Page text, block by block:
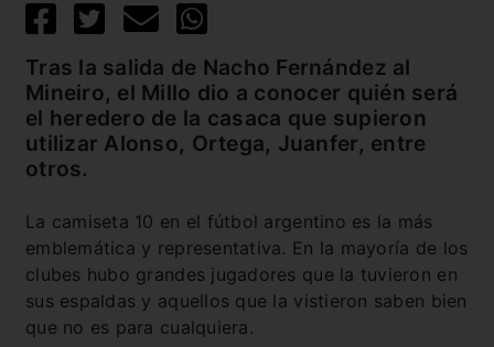
Tras la salida de Nacho Fernández al
Mineiro, el Millo dio a conocer quién será
el heredero de la casaca que supieron
utilizar Alonso, Ortega, Juanfer, entre
otros.
La camiseta 10 en el fútbol argentino es la más
emblemática y representativa. En la mayoría de los
clubes hubo grandes jugadores que la tuvieron en
sus espaldas y aquellos que la vistieron saben bien
que no es para cualquiera.